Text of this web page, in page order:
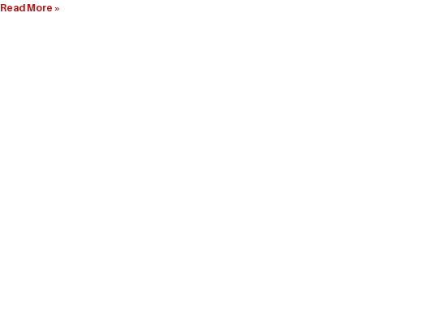
Read More »